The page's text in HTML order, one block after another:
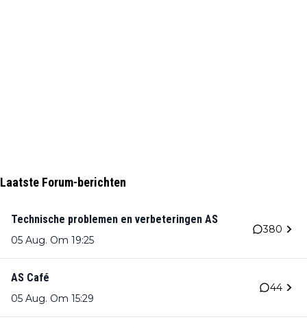
Laatste Forum-berichten
Technische problemen en verbeteringen AS
05 Aug. Om 19:25
380
AS Café
05 Aug. Om 15:29
44